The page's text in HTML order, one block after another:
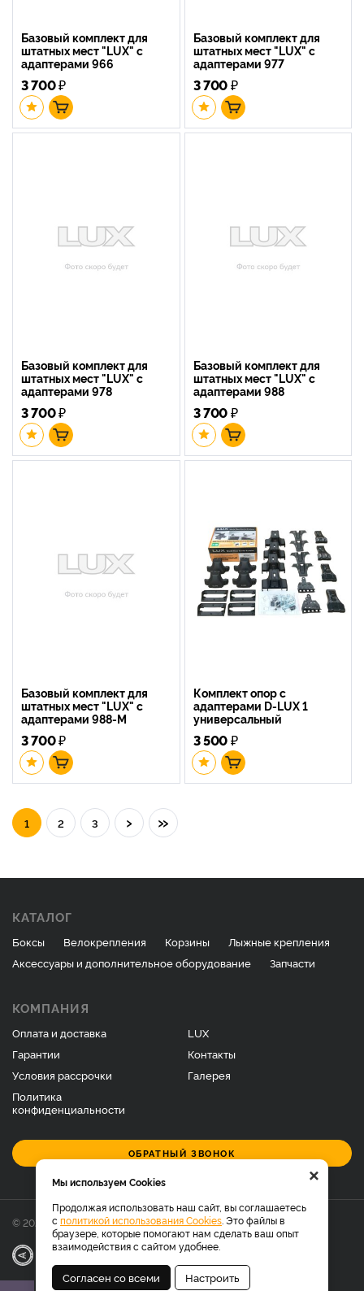
Базовый комплект для
штатных мест "LUX" с
адаптерами 966
3 700₽
Базовый комплект для
штатных мест "LUX" с
адаптерами 977
3 700₽
Базовый комплект для
штатных мест "LUX" с
адаптерами 978
3 700₽
Базовый комплект для
штатных мест "LUX" с
адаптерами 988
3 700₽
Базовый комплект для
штатных мест "LUX" с
адаптерами 988-M
3 700₽
Комплект опор с
адаптерами D-LUX 1
универсальный
3 500₽
1 2 3 › »
КАТАЛОГ
Боксы Велокрепления Корзины
Лыжные крепления
Аксессуары и дополнительное оборудование
Запчасти
КОМПАНИЯ
Оплата и доставка
Гарантии
Условия рассрочки
Политика
конфиденциальности
LUX
Контакты
Галерея
ОБРАТНЫЙ ЗВОНОК
© 2026 Фирменный магазин багажников LUX.
Разработка|
×
Мы используем Cookies
Продолжая использовать наш сайт, вы соглашаетесь
с политикой использования Cookies . Это файлы в
браузере, которые помогают нам сделать ваш опыт
взаимодействия с сайтом удобнее.
Согласен со всеми Настроить